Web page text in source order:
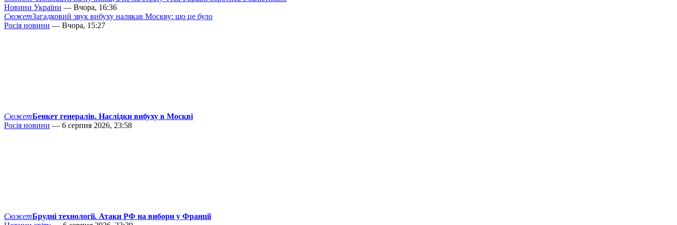
Новини України — Вчора, 16:36
СюжетЗагадковий звук вибуху налякав Москву: що це було
Росія новини — Вчора, 15:27
СюжетБенкет генералів. Наслідки вибуху в Москві
Росія новини — 6 серпня 2026, 23:58
СюжетБрудні технології. Атаки РФ на вибори у Франції